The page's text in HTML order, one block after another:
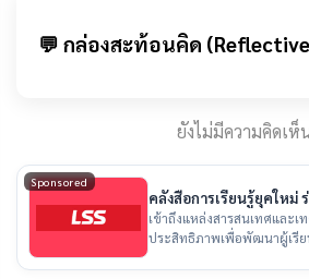
💬 กล่องสะท้อนคิด
ยังไม่มีความคิดเห็
Sponsored
คลังสื่อการเรียนรู้ยุคใหม่
ไทย
เข้าถึงแหล่งสารสนเทศและเ
ประสิทธิภาพเพื่อพัฒนาผู้เรีย